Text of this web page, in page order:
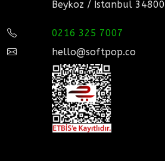
Beykoz / İstanbul 34800
0216 325 7007
hello@softpop.co